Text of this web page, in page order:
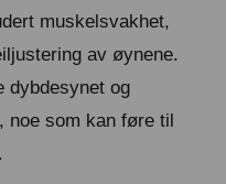
muskelsvakhet,
av øynene.
dybdesynet og
noe som kan føre til